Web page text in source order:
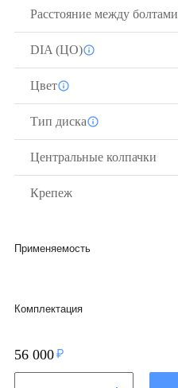
Расстояние между болтами
DIA (ЦО)
Цвет
Тип диска
Центральные колпачки
Крепеж
Применяемость
Комплектация
56 000